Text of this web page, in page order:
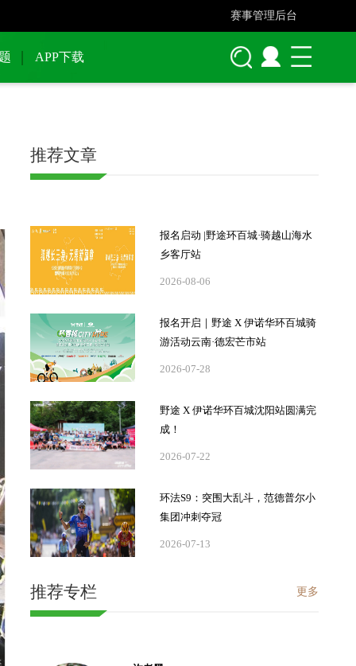
赛事管理后台
APP下载
推荐文章
报名启动 |野途环百城·骑越山海水
乡客厅站
2026-08-06
报名开启｜野途 X 伊诺华环百城骑
游活动云南·德宏芒市站
2026-07-28
野途 X 伊诺华环百城沈阳站圆满完
成！
2026-07-22
环法S9：突围大乱斗，范德普尔小
集团冲刺夺冠
2026-07-13
推荐专栏 更多